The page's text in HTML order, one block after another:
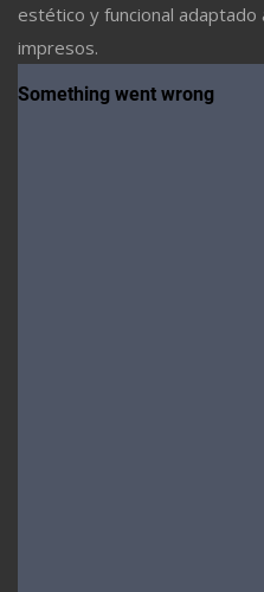
estético y funcional
impresos.